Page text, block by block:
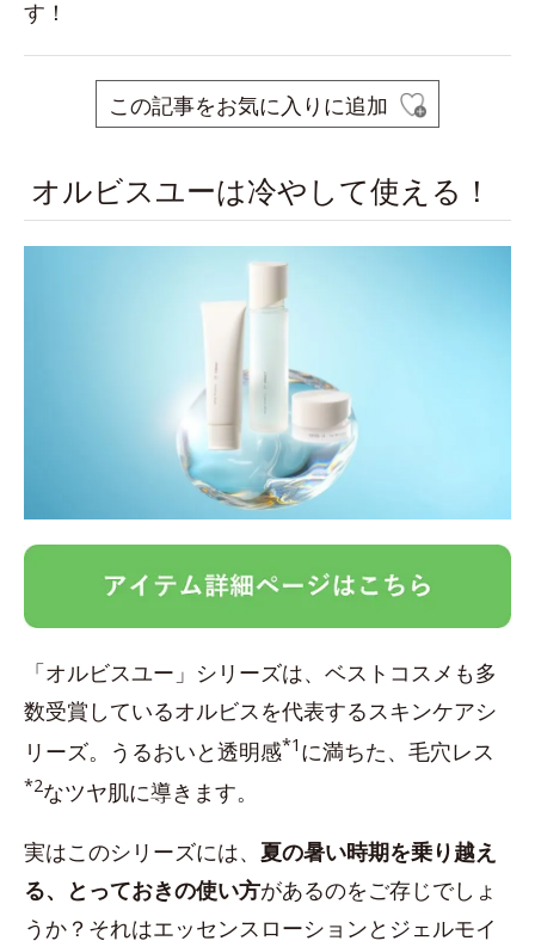
す！
この記事をお気に入りに追加
オルビスユーは冷やして使える！
「オルビスユー」シリーズは、ベストコスメも多
数受賞しているオルビスを代表するスキンケアシ
リーズ。うるおいと透明感*1 に満ちた、毛穴レス
*2なツヤ肌に導きます。
実はこのシリーズには、 夏の暑い時期を乗り越え
る、とっておきの使い方があるのをご存じでしょ
うか？それはエッセンスローションとジェルモイ